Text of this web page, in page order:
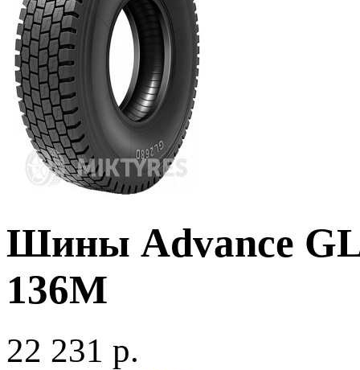
Шины Advance
136M
22 231 р.